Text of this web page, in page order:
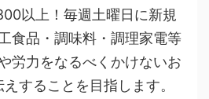
以上！毎週土曜日に新規
食品・調味料・調理家電等
労力をなるべくかけないお
することを目指します。